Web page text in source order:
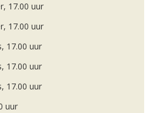
17.00 uur
17.00 uur
17.00 uur
17.00 uur
17.00 uur
uur